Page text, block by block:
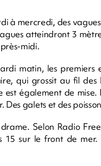
à mercredi, des
atteindront 3
midi.
matin, les
qui grossit au fil
également de mise.
Des galets et des
Selon Radio
15 sur le front de